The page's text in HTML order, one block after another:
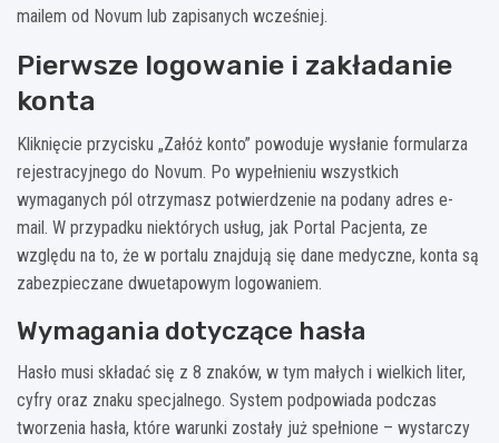
mailem od Novum lub zapisanych wcześniej.
Pierwsze logowanie i zakładanie
konta
Kliknięcie przycisku „Załóż konto” powoduje wysłanie formularza
rejestracyjnego do Novum. Po wypełnieniu wszystkich
wymaganych pól otrzymasz potwierdzenie na podany adres e-
mail. W przypadku niektórych usług, jak Portal Pacjenta, ze
względu na to, że w portalu znajdują się dane medyczne, konta są
zabezpieczane dwuetapowym logowaniem.
Wymagania dotyczące hasła
Hasło musi składać się z 8 znaków, w tym małych i wielkich liter,
cyfry oraz znaku specjalnego. System podpowiada podczas
tworzenia hasła, które warunki zostały już spełnione – wystarczy